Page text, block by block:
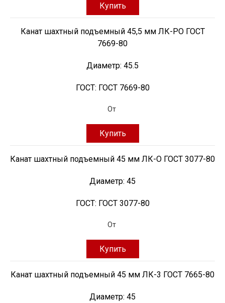
Купить
Канат шахтный подъемный 45,5 мм ЛК-РО ГОСТ
7669-80
Диаметр: 45.5
ГОСТ: ГОСТ 7669-80
От
Купить
Канат шахтный подъемный 45 мм ЛК-О ГОСТ 3077-80
Диаметр: 45
ГОСТ: ГОСТ 3077-80
От
Купить
Канат шахтный подъемный 45 мм ЛК-3 ГОСТ 7665-80
Диаметр: 45